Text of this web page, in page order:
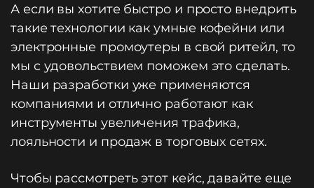
А если вы хотите быстро и просто внедрить
такие технологии как умные кофейни или
электронные промоутеры в свой ритейл, то
мы с удовольствием поможем это сделать.
Наши разработки уже применяются
компаниями и отлично работают как
инструменты увеличения трафика,
лояльности и продаж в торговых сетях.
Чтобы рассмотреть этот кейс, давайте еще